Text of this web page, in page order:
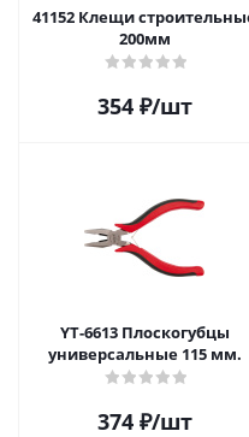
41152 Клещи строительные
200мм
354₽/шт
YT-6613 Плоскогубцы
универсальные 115 мм.
374₽/шт